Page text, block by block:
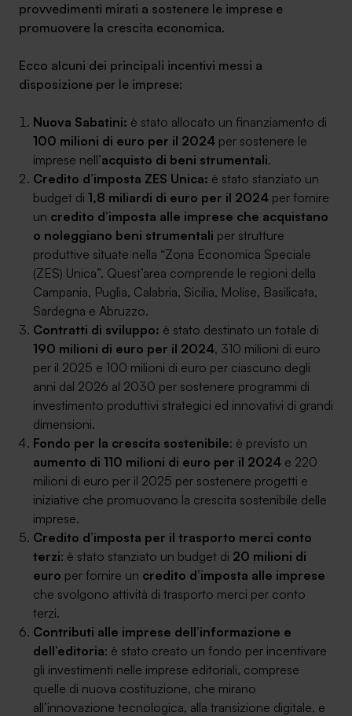
+030.3540104
info@safinance.it
SA Finance Mediazione Creditizia Srl, società di mediazione creditizia iscritta
all'Oam n.M336
provvedimenti mirati a sostenere le imprese e
promuovere la crescita economica.
Ecco alcuni dei principali incentivi messi a
disposizione per le imprese:
Nuova Sabatini: è stato allocato un finanziamento di
100 milioni di euro per il 2024 per sostenere le
imprese nell’acquisto di beni strumentali.
Credito d’imposta ZES Unica: è stato stanziato un
budget di 1,8 miliardi di euro per il 2024 per fornire
un credito d’imposta alle imprese che acquistano
o noleggiano beni strumentali per strutture
produttive situate nella “Zona Economica Speciale
(ZES) Unica”. Quest’area comprende le regioni della
Campania, Puglia, Calabria, Sicilia, Molise, Basilicata,
Sardegna e Abruzzo.
Contratti di sviluppo: è stato destinato un totale di
190 milioni di euro per il 2024, 310 milioni di euro
per il 2025 e 100 milioni di euro per ciascuno degli
anni dal 2026 al 2030 per sostenere programmi di
investimento produttivi strategici ed innovativi di grandi
dimensioni.
Fondo per la crescita sostenibile: è previsto un
aumento di 110 milioni di euro per il 2024 e 220
milioni di euro per il 2025 per sostenere progetti e
iniziative che promuovano la crescita sostenibile delle
imprese.
Credito d’imposta per il trasporto merci conto
terzi: è stato stanziato un budget di 20 milioni di
euro per fornire un credito d’imposta alle imprese
che svolgono attività di trasporto merci per conto
terzi.
Contributi alle imprese dell’informazione e
dell’editoria: è stato creato un fondo per incentivare
gli investimenti nelle imprese editoriali, comprese
quelle di nuova costituzione, che mirano
all’innovazione tecnologica, alla transizione digitale, e